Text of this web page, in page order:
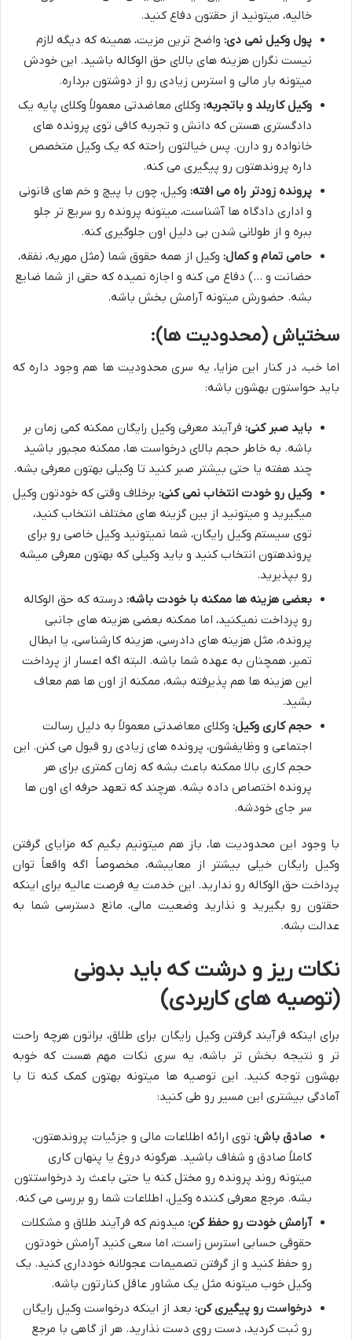
خالیه، میتونید از حقتون دفاع کنید.
پول وکیل نمی دی: واضح ترین مزیت، همینه که دیگه لازم
نیست نگران هزینه های بالای حق الوکاله باشید. این خودش
میتونه بار مالی و استرس زیادی رو از دوشتون برداره.
وکیل کاربلد و باتجربه: وکلای معاضدتی معمولاً وکلای پایه یک
دادگستری هستن که دانش و تجربه کافی توی پرونده های
خانواده رو دارن. پس خیالتون راحته که یک وکیل متخصص
داره پروندهتون رو پیگیری می کنه.
پرونده زودتر راه می افته: وکیل، چون با پیچ و خم های قانونی
و اداری دادگاه ها آشناست، میتونه پرونده رو سریع تر جلو
ببره و از طولانی شدن بی دلیل اون جلوگیری کنه.
حامی تمام و کمال: وکیل از همه حقوق شما (مثل مهریه، نفقه،
حضانت و …) دفاع می کنه و اجازه نمیده که حقی از شما ضایع
بشه. حضورش میتونه آرامش بخش باشه.
سختیاش (محدودیت ها):
اما خب، در کنار این مزایا، یه سری محدودیت ها هم وجود داره که
باید حواستون بهشون باشه:
باید صبر کنی: فرآیند معرفی وکیل رایگان ممکنه کمی زمان بر
باشه. به خاطر حجم بالای درخواست ها، ممکنه مجبور باشید
چند هفته یا حتی بیشتر صبر کنید تا وکیلی بهتون معرفی بشه.
وکیل رو خودت انتخاب نمی کنی: برخلاف وقتی که خودتون وکیل
میگیرید و میتونید از بین گزینه های مختلف انتخاب کنید،
توی سیستم وکیل رایگان، شما نمیتونید وکیل خاصی رو برای
پروندهتون انتخاب کنید و باید وکیلی که بهتون معرفی میشه
رو بپذیرید.
بعضی هزینه ها ممکنه با خودت باشه: درسته که حق الوکاله
رو پرداخت نمیکنید، اما ممکنه بعضی هزینه های جانبی
پرونده، مثل هزینه های دادرسی، هزینه کارشناسی، یا ابطال
تمبر، همچنان به عهده شما باشه. البته اگه اعسار از پرداخت
این هزینه ها هم پذیرفته بشه، ممکنه از اون ها هم معاف
بشید.
حجم کاری وکیل: وکلای معاضدتی معمولاً به دلیل رسالت
اجتماعی و وظایفشون، پرونده های زیادی رو قبول می کنن. این
حجم کاری بالا ممکنه باعث بشه که زمان کمتری برای هر
پرونده اختصاص داده بشه. هرچند که تعهد حرفه ای اون ها
سر جای خودشه.
با وجود این محدودیت ها، باز هم میتونیم بگیم که مزایای گرفتن
وکیل رایگان خیلی بیشتر از معایبشه، مخصوصاً اگه واقعاً توان
پرداخت حق الوکاله رو ندارید. این خدمت یه فرصت عالیه برای اینکه
حقتون رو بگیرید و نذارید وضعیت مالی، مانع دسترسی شما به
عدالت بشه.
نکات ریز و درشت که باید بدونی
(توصیه های کاربردی)
برای اینکه فرآیند گرفتن وکیل رایگان برای طلاق، براتون هرچه راحت
تر و نتیجه بخش تر باشه، یه سری نکات مهم هست که خوبه
بهشون توجه کنید. این توصیه ها میتونه بهتون کمک کنه تا با
آمادگی بیشتری این مسیر رو طی کنید:
صادق باش: توی ارائه اطلاعات مالی و جزئیات پروندهتون،
کاملاً صادق و شفاف باشید. هرگونه دروغ یا پنهان کاری
میتونه روند پرونده رو مختل کنه یا حتی باعث رد درخواستتون
بشه. مرجع معرفی کننده وکیل، اطلاعات شما رو بررسی می کنه.
آرامش خودت رو حفظ کن: میدونم که فرآیند طلاق و مشکلات
حقوقی حسابی استرس زاست، اما سعی کنید آرامش خودتون
رو حفظ کنید و از گرفتن تصمیمات عجولانه خودداری کنید. یک
وکیل خوب میتونه مثل یک مشاور عاقل کنارتون باشه.
درخواست رو پیگیری کن: بعد از اینکه درخواست وکیل رایگان
رو ثبت کردید، دست روی دست نذارید. هر از گاهی با مرجع